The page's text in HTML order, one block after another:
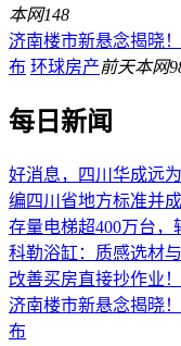
本网148
济南楼市新悬念揭晓
布 环球房产前天本网
每日新闻
好消息，四川华成远
编四川省地方标准并
存量电梯超400万台
科勒浴缸：质感选材
改善买房直接抄作业
济南楼市新悬念揭晓
布